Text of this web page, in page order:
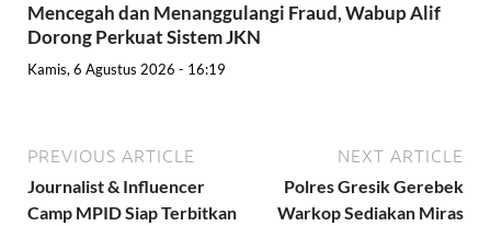
Mencegah dan Menanggulangi Fraud, Wabup Alif
Dorong Perkuat Sistem JKN
Kamis, 6 Agustus 2026 - 16:19
PREVIOUS ARTICLE
Journalist & Influencer
Camp MPID Siap Terbitkan
NEXT ARTICLE
Polres Gresik Gerebek
Warkop Sediakan Miras